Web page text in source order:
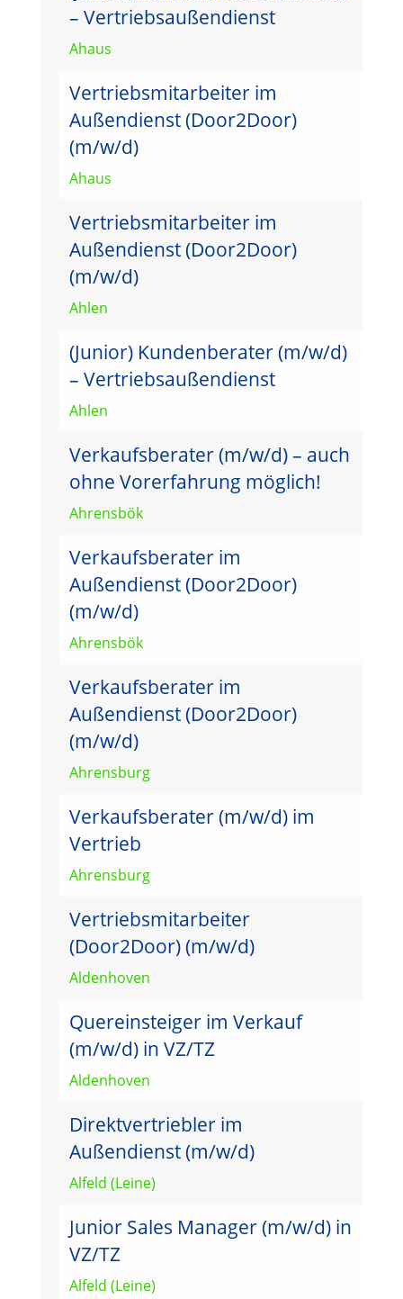
– Vertriebsaußendienst
Ahaus
Vertriebsmitarbeiter im
Außendienst (Door2Door)
(m/w/d)
Ahaus
Vertriebsmitarbeiter im
Außendienst (Door2Door)
(m/w/d)
Ahlen
(Junior) Kundenberater (m/w/d)
– Vertriebsaußendienst
Ahlen
Verkaufsberater (m/w/d) – auch
ohne Vorerfahrung möglich!
Ahrensbök
Verkaufsberater im
Außendienst (Door2Door)
(m/w/d)
Ahrensbök
Verkaufsberater im
Außendienst (Door2Door)
(m/w/d)
Ahrensburg
Verkaufsberater (m/w/d) im
Vertrieb
Ahrensburg
Vertriebsmitarbeiter
(Door2Door) (m/w/d)
Aldenhoven
Quereinsteiger im Verkauf
(m/w/d) in VZ/TZ
Aldenhoven
Direktvertriebler im
Außendienst (m/w/d)
Alfeld (Leine)
Junior Sales Manager (m/w/d) in
VZ/TZ
Alfeld (Leine)